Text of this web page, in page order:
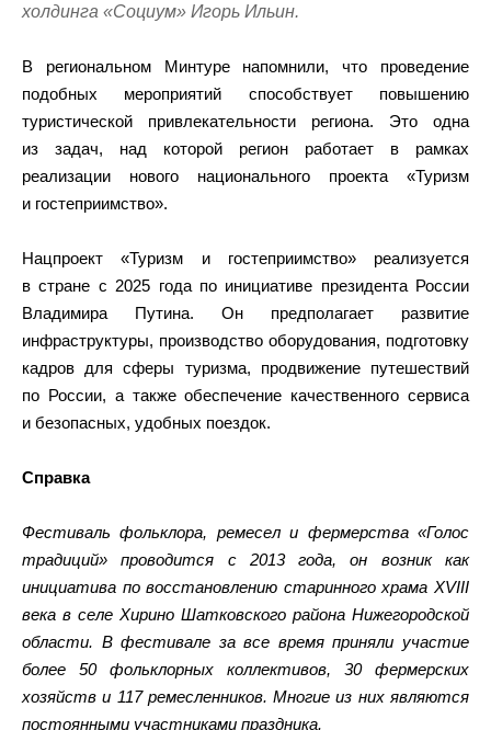
холдинга «Социум» Игорь Ильин.
В региональном Минтуре напомнили, что проведение
подобных мероприятий способствует повышению
туристической привлекательности региона. Это одна
из задач, над которой регион работает в рамках
реализации нового национального проекта «Туризм
и гостеприимство».
Нацпроект «Туризм и гостеприимство» реализуется
в стране с 2025 года по инициативе президента России
Владимира Путина. Он предполагает развитие
инфраструктуры, производство оборудования, подготовку
кадров для сферы туризма, продвижение путешествий
по России, а также обеспечение качественного сервиса
и безопасных, удобных поездок.
Справка
Фестиваль фольклора, ремесел и фермерства «Голос
традиций» проводится с 2013 года, он возник как
инициатива по восстановлению старинного храма XVIII
века в селе Хирино Шатковского района Нижегородской
области. В фестивале за все время приняли участие
более 50 фольклорных коллективов, 30 фермерских
хозяйств и 117 ремесленников. Многие из них являются
постоянными участниками праздника.